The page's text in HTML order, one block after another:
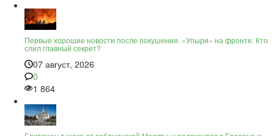
Первые хорошие новости после покушения. «Упыри» на фронте. Кто
слил главный секрет?
07 август, 2026
0
1 864